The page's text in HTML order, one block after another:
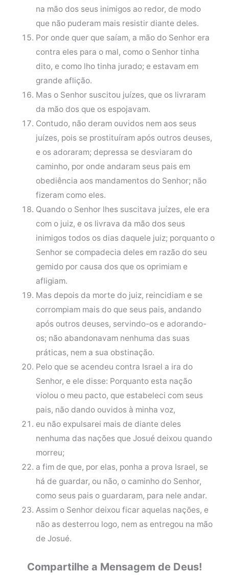
na mão dos seus inimigos ao redor, de modo
que não puderam mais resistir diante deles.
Por onde quer que saíam, a mão do Senhor era
contra eles para o mal, como o Senhor tinha
dito, e como lho tinha jurado; e estavam em
grande aflição.
Mas o Senhor suscitou juízes, que os livraram
da mão dos que os espojavam.
Contudo, não deram ouvidos nem aos seus
juízes, pois se prostituíram após outros deuses,
e os adoraram; depressa se desviaram do
caminho, por onde andaram seus pais em
obediência aos mandamentos do Senhor; não
fizeram como eles.
Quando o Senhor lhes suscitava juízes, ele era
com o juiz, e os livrava da mão dos seus
inimigos todos os dias daquele juiz; porquanto o
Senhor se compadecia deles em razão do seu
gemido por causa dos que os oprimiam e
afligiam.
Mas depois da morte do juiz, reincidiam e se
corrompiam mais do que seus pais, andando
após outros deuses, servindo-os e adorando-
os; não abandonavam nenhuma das suas
práticas, nem a sua obstinação.
Pelo que se acendeu contra Israel a ira do
Senhor, e ele disse: Porquanto esta nação
violou o meu pacto, que estabeleci com seus
pais, não dando ouvidos à minha voz,
eu não expulsarei mais de diante deles
nenhuma das nações que Josué deixou quando
morreu;
a fim de que, por elas, ponha a prova Israel, se
há de guardar, ou não, o caminho do Senhor,
como seus pais o guardaram, para nele andar.
Assim o Senhor deixou ficar aquelas nações, e
não as desterrou logo, nem as entregou na mão
de Josué.
Compartilhe a Mensagem de Deus!